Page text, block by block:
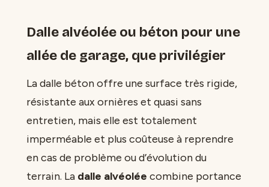
Dalle alvéolée ou béton pour une
allée de garage, que privilégier
La dalle béton offre une surface très rigide,
résistante aux ornières et quasi sans
entretien, mais elle est totalement
imperméable et plus coûteuse à reprendre
en cas de problème ou d’évolution du
terrain. La dalle alvéolée combine portance